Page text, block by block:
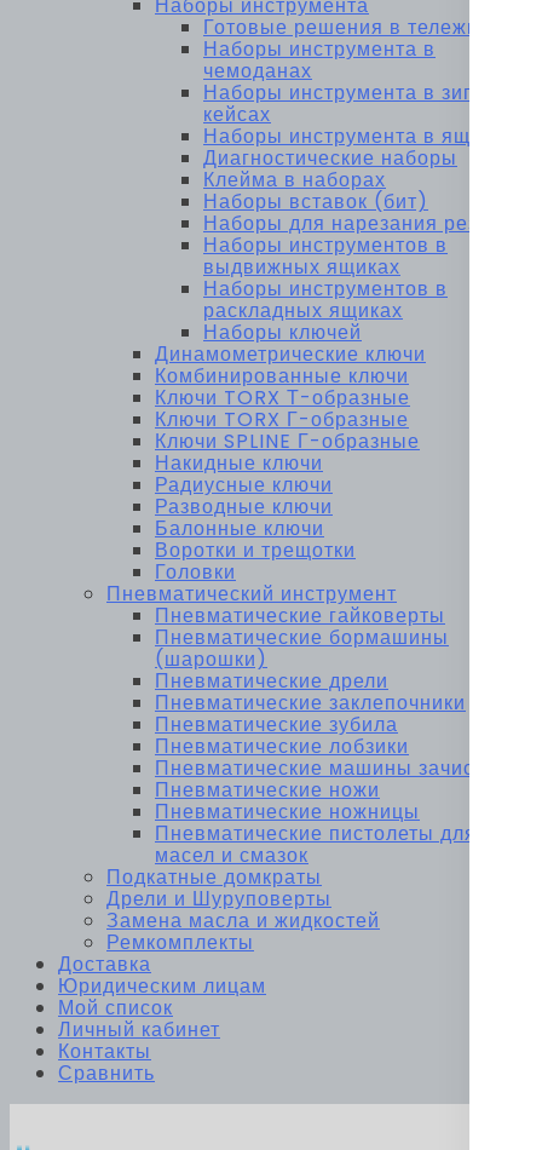
Готовые решения в тележках
Наборы инструмента в
чемоданах
Наборы инструмента в зип-
кейсах
Наборы инструмента в ящиках
Диагностические наборы
Клейма в наборах
Наборы вставок (бит)
Наборы для нарезания резьбы
Наборы инструментов в
выдвижных ящиках
Наборы инструментов в
раскладных ящиках
Наборы ключей
Динамометрические ключи
Комбинированные ключи
Ключи TORX Т-образные
Ключи TORX Г-образные
Ключи SPLINE Г-образные
Накидные ключи
Радиусные ключи
Разводные ключи
Балонные ключи
Воротки и трещотки
Головки
Пневматический инструмент
Пневматические гайковерты
Пневматические бормашины
(шарошки)
Пневматические дрели
Пневматические заклепочники
Пневматические зубила
Пневматические лобзики
Пневматические машины зачистные
Пневматические ножи
Пневматические ножницы
Пневматические пистолеты для
масел и смазок
Подкатные домкраты
Дрели и Шуруповерты
Замена масла и жидкостей
Ремкомплекты
Доставка
Юридическим лицам
Мой список
Личный кабинет
Контакты
Сравнить